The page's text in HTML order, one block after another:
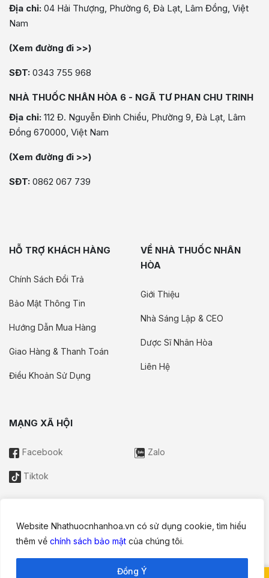
Website Nhathuocnhanhoa.vn có sử dụng cookie, tìm hiểu
thêm về chính sách bảo mật của chúng tôi.
Đồng Ý
Địa chỉ: 04 Hải Thượng, Phường 6, Đà Lạt, Lâm Đồng, Việt
Nam
(Xem đường đi >>)
SĐT: 0343 755 968
NHÀ THUỐC NHÂN HÒA 6 - NGÃ TƯ PHAN CHU TRINH
Địa chỉ: 112 Đ. Nguyễn Đình Chiểu, Phường 9, Đà Lạt, Lâm
Đồng 670000, Việt Nam
(Xem đường đi >>)
SĐT: 0862 067 739
HỖ TRỢ KHÁCH HÀNG
Chính Sách Đổi Trả
Bảo Mật Thông Tin
Hướng Dẫn Mua Hàng
Giao Hàng & Thanh Toán
Điều Khoản Sử Dụng
VỀ NHÀ THUỐC NHÂN
HÒA
Giới Thiệu
Nhà Sáng Lập & CEO
Dược Sĩ Nhân Hòa
Liên Hệ
MẠNG XÃ HỘI
Facebook Zalo
Tiktok
Thông tin trên website này chỉ mang tính chất nội bộ tham khảo;
thay thế cho tư vấn, chẩn đoán hoặc điều trị từ nhân viên y tế.